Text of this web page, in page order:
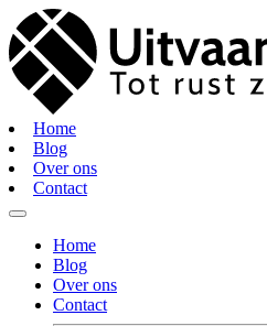
Home
Blog
Over ons
Contact
Home
Blog
Over ons
Contact